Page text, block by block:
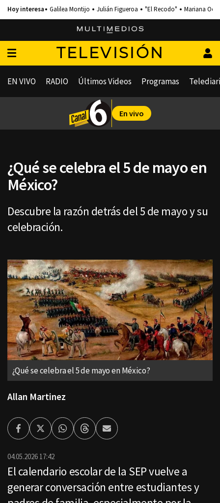
Galilea Montijo Julián Figueroa "El Recodo" Mariana
TELEVISIÓN
EN VIVO RADIO Últimos Videos Programas
En vivo
¿Qué se celebra el 5 de mayo en
México?
Descubre la razón detrás del 5 de mayo y su
celebración.
¿Qué se celebra el 5 de mayo en México?
Allan Martinez
FacebookTwitterWhatsappThreadsEnviar
por
04.05.2026 17:42
El calendario escolar de la SEP vuelve a
generar conversación entre estudiantes y